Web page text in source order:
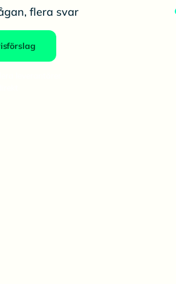
flera svar